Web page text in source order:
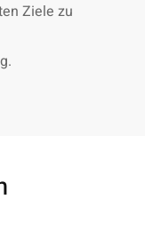
Ziele zu